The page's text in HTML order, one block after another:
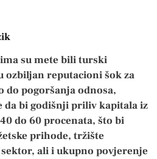
su mete bili turski
ozbiljan reputacioni šok za
do pogoršanja odnosa,
da bi godišnji priliv kapitala iz
do 60 procenata, što bi
prihode, tržište
ali i ukupno povjerenje